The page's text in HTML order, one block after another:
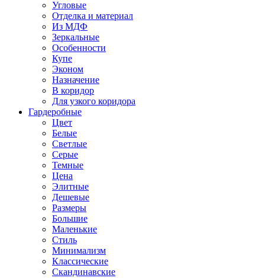
Угловые
Отделка и материал
Из МДФ
Зеркальные
Особенности
Купе
Эконом
Назначение
В коридор
Для узкого коридора
Гардеробные
Цвет
Белые
Светлые
Серые
Темные
Цена
Элитные
Дешевые
Размеры
Большие
Маленькие
Стиль
Минимализм
Классические
Скандинавские